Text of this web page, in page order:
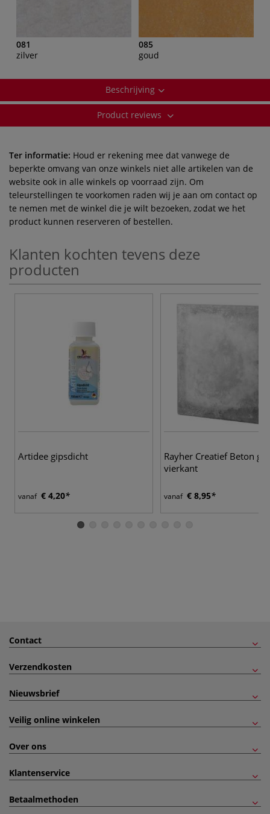
081
zilver
085
goud
Beschrijving
Product reviews
Ter informatie: Houd er rekening mee dat vanwege de
beperkte omvang van onze winkels niet alle artikelen van de
website ook in alle winkels op voorraad zijn. Om
teleurstellingen te voorkomen raden wij je aan om contact op
te nemen met de winkel die je wilt bezoeken, zodat we het
product kunnen reserveren of bestellen.
Klanten kochten tevens deze
producten
Artidee gipsdicht
vanaf € 4,20
Rayher Creatief Beton
vierkant
vanaf € 8,95
Contact
Verzendkosten
Nieuwsbrief
Veilig online winkelen
Over ons
Klantenservice
Betaalmethoden